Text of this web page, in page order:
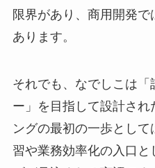
限界があり、商用開発
あります。
それでも、なでしこは
ー」を目指して設計され
ングの最初の一歩とし
習や業務効率化の入口